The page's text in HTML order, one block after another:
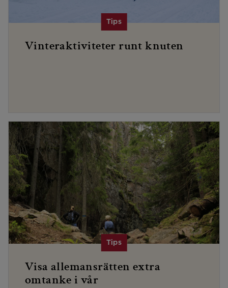
Vinteraktiviteter runt knuten
Visa allemansrätten extra
omtanke i vår